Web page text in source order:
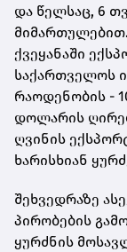
და წელსაც, 6
ქვეყანაში
საქართველოს
რაოდენობის -
დოლარის
ღვინის
ხარისხიან
შეხვედრაზე
პირობების
ყურძნის